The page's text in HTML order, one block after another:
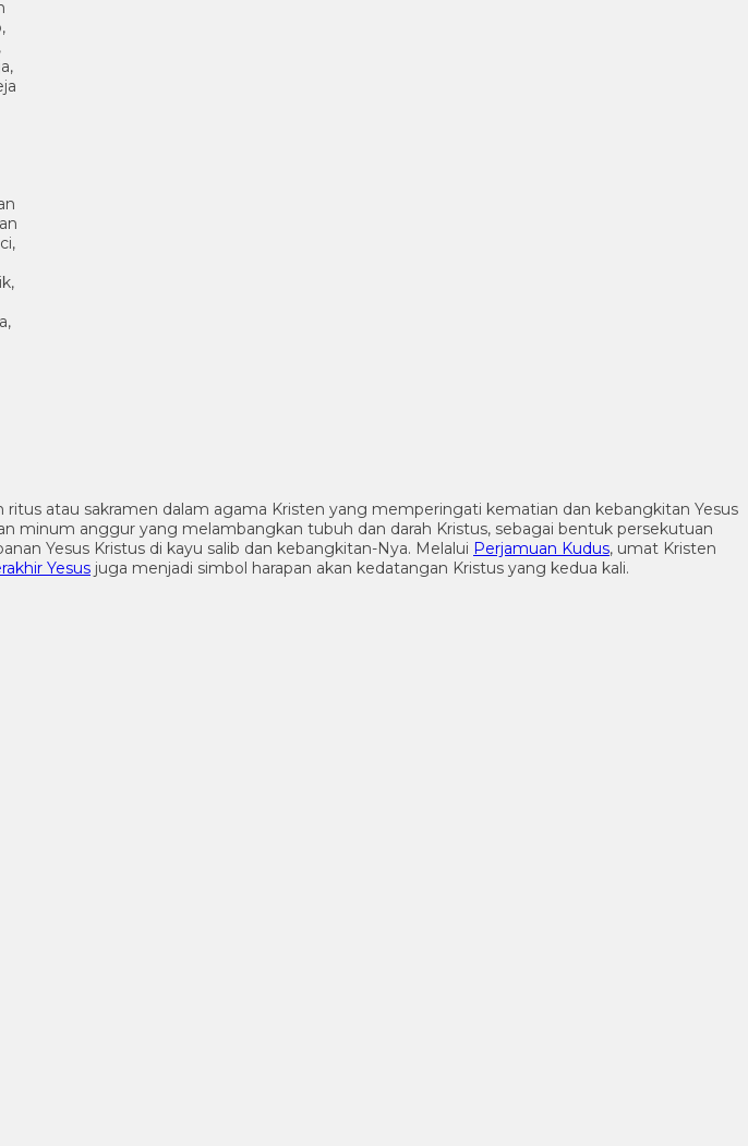
ritus atau sakramen dalam agama Kristen yang memperingati kematian dan kebangkitan Yesus
minum anggur yang melambangkan tubuh dan darah Kristus, sebagai bentuk persekutuan
Yesus Kristus di kayu salib dan kebangkitan-Nya. Melalui Perjamuan Kudus, umat Kristen
Yesus juga menjadi simbol harapan akan kedatangan Kristus yang kedua kali.